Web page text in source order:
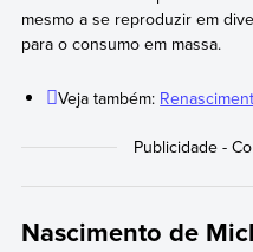
mesmo a se reproduzir em
para o consumo em massa.
Veja também:
Nascimento de